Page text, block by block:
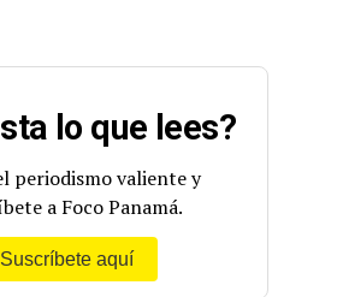
lo que lees?
periodismo valiente y
a Foco Panamá.
Suscríbete aquí